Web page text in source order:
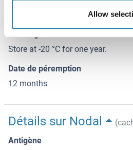
Allow
Store at -20 °C for one year.
Date de péremption
12 months
Détails sur Nodal
Antigène